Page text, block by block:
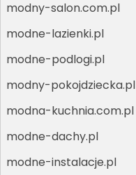
modny-salon.com.pl
modne-lazienki.pl
modne-podlogi.pl
modny-pokojdziecka.pl
modna-kuchnia.com.pl
modne-dachy.pl
modne-instalacje.pl